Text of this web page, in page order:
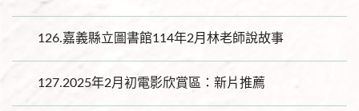
126.嘉義縣立圖書館114年2月林老師說故事
127.2025年2月初電影欣賞區：新片推薦